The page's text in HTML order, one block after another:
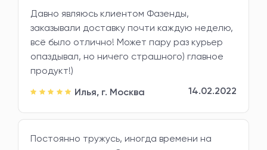
Давно являюсь клиентом Фазенды,
заказывали доставку почти каждую неделю,
всё было отлично! Может пару раз курьер
опаздывал, но ничего страшного) главное
продукт!)
Илья, г. Москва 14.02.2022
Постоянно тружусь, иногда времени на